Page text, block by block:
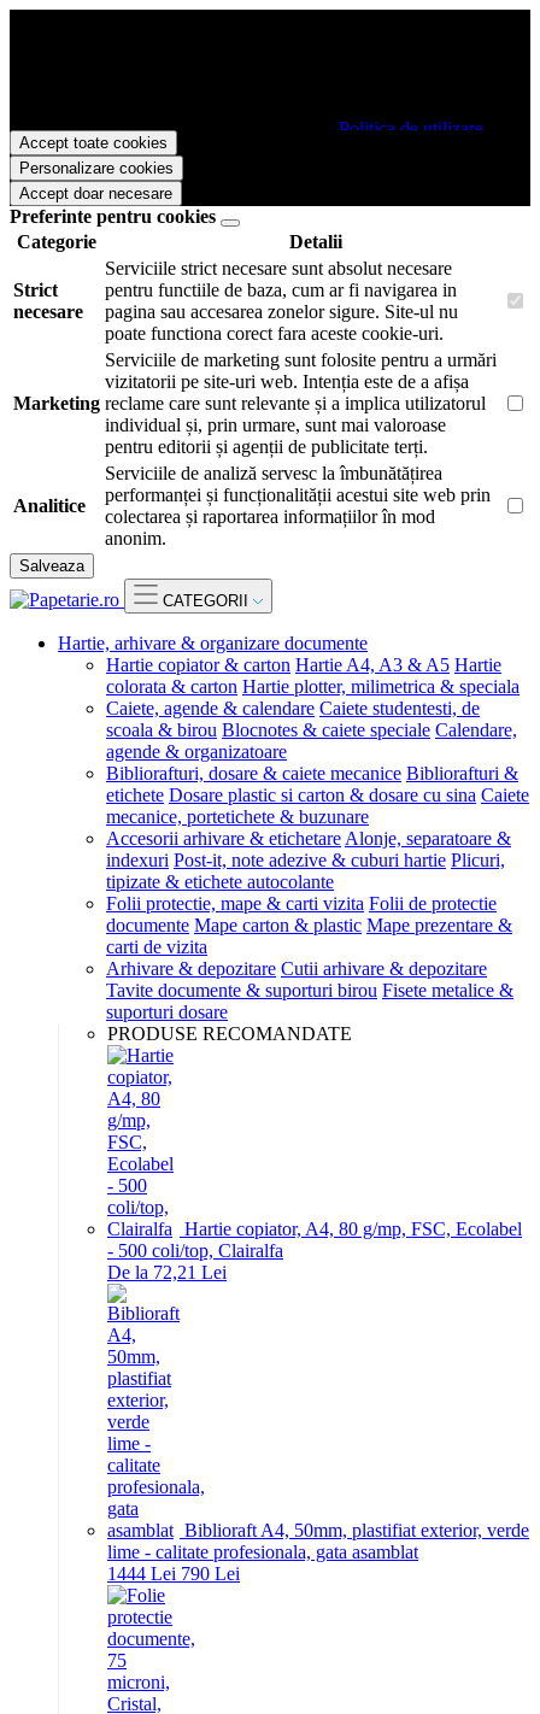
Papetarie.ro este necesar sa fiti de acord cu Politica de utilizare
cookie-uri.
Accept toate cookies
Personalizare cookies
Accept doar necesare
Preferinte pentru cookies
Categorie
Detalii
Strict
necesare
Serviciile strict necesare sunt absolut necesare
pentru functiile de baza, cum ar fi navigarea in
pagina sau accesarea zonelor sigure. Site-ul nu
poate functiona corect fara aceste cookie-uri.
Marketing
Serviciile de marketing sunt folosite pentru a urmări
vizitatorii pe site-uri web. Intenția este de a afișa
reclame care sunt relevante și a implica utilizatorul
individual și, prin urmare, sunt mai valoroase
pentru editorii și agenții de publicitate terți.
Analitice
Serviciile de analiză servesc la îmbunătățirea
performanței și funcționalității acestui site web prin
colectarea și raportarea informațiilor în mod
anonim.
Salveaza
CATEGORII
Hartie, arhivare & organizare documente
Hartie copiator & carton Hartie A4, A3 & A5 Hartie
colorata & carton Hartie plotter, milimetrica & speciala
Caiete, agende & calendare Caiete studentesti, de
scoala & birou Blocnotes & caiete speciale Calendare,
agende & organizatoare
Bibliorafturi, dosare & caiete mecanice Bibliorafturi &
etichete Dosare plastic si carton & dosare cu sina Caiete
mecanice, portetichete & buzunare
Accesorii arhivare & etichetare Alonje, separatoare &
indexuri Post-it, note adezive & cuburi hartie Plicuri,
tipizate & etichete autocolante
Folii protectie, mape & carti vizita Folii de protectie
documente Mape carton & plastic Mape prezentare &
carti de vizita
Arhivare & depozitare Cutii arhivare & depozitare
Tavite documente & suporturi birou Fisete metalice &
suporturi dosare
PRODUSE RECOMANDATE
Hartie copiator, A4, 80 g/mp, FSC, Ecolabel
- 500 coli/top, Clairalfa
De la 72,21 Lei
Biblioraft A4, 50mm, plastifiat exterior, verde
lime - calitate profesionala, gata asamblat
1444 Lei 790 Lei